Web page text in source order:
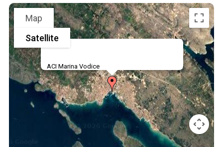
ACI Marina Vodice
Map
Satellite